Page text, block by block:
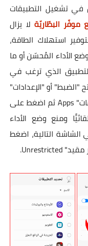
في تشغيل التطبيقات
موفّر البطّاريّة لا يزال
استهلاك الطاقة،
الأداء المُحسّن أو ما
الذي ترغب في
"الضبط" أو "الإعدادات"
اضغط على
ومنع وضع الأداء
التالية، اضغط